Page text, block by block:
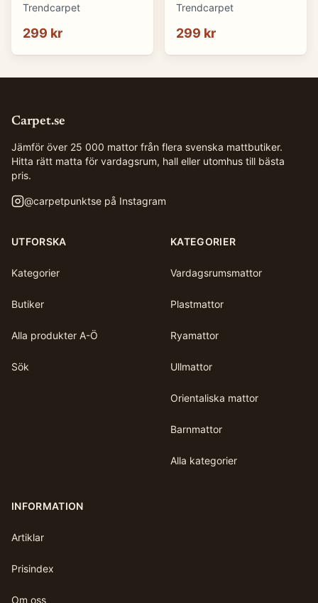
(brun) (Storlek: Ø 80
Trendcarpet
299 kr
(vit) (Storlek: Ø 80 cm)
Trendcarpet
299 kr
Carpet.se
Jämför över 25 000 mattor från flera svenska mattbutiker.
Hitta rätt matta för vardagsrum, hall eller utomhus till bästa
pris.
@carpetpunktse på Instagram
UTFORSKA
Kategorier
Butiker
Alla produkter A-Ö
Sök
KATEGORIER
Vardagsrumsmattor
Plastmattor
Ryamattor
Ullmattor
Orientaliska mattor
Barnmattor
Alla kategorier
INFORMATION
Artiklar
Prisindex
Om oss